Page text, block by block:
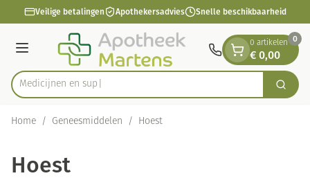
Ga naar de inhoud
1 van 1Veilige betalingen Apothekersadvies Snelle beschikbaarheid
Menu
Product, merk, categorie... Zoek
0 artikelen
€ 0,00
0
Home / Geneesmiddelen / Hoest
Hoest